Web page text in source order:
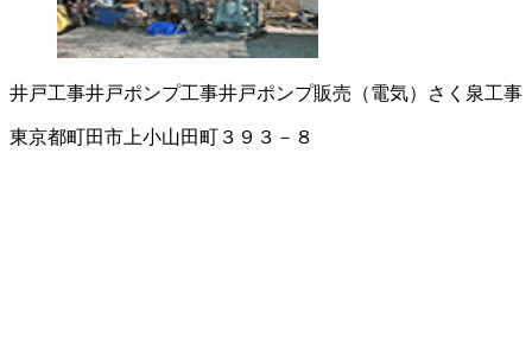
井戸工事井戸ポンプ工事井戸ポンプ販売（電気） さく泉工事
東京都町田市上小山田町３９３－８